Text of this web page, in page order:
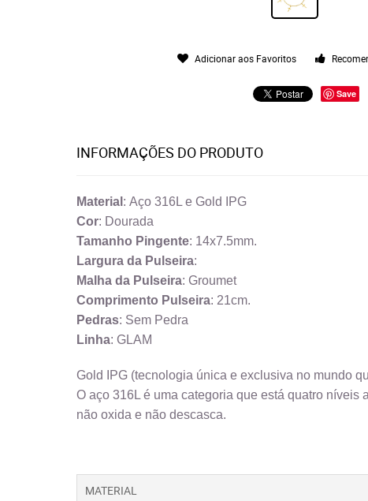
Adicionar aos Favoritos
Save
INFORMAÇÕES DO PRODUTO
Material : Aço 316L e Gold IPG
Cor: Dourada
Tamanho Pingente: 14x7.5mm.
Largura da Pulseira:
Malha da Pulseira: Groumet
Comprimento Pulseira: 21cm.
Pedras: Sem Pedra
Linha: GLAM
Gold IPG (tecnologia única e exclusiva no mundo
O aço 316L é uma categoria que está quatro
não oxida e não descasca.
MATERIAL